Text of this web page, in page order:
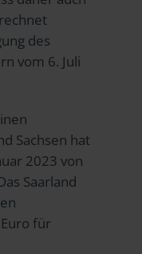
des
vom 6. Juli
Sachsen hat
2023 von
Saarland
für